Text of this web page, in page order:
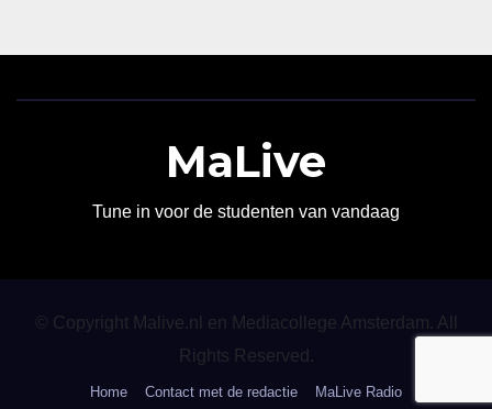
MaLive
Tune in voor de studenten van vandaag
© Copyright Malive.nl en Mediacollege Amsterdam. All
Rights Reserved.
Home Contact met de redactie MaLive Radio